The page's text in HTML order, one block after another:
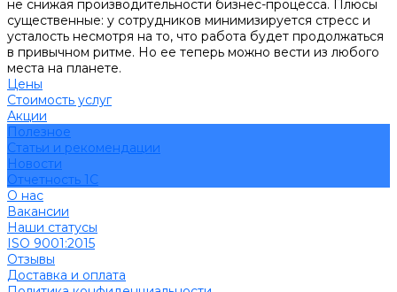
не снижая производительности бизнес-процесса. Плюсы
существенные: у сотрудников минимизируется стресс и
усталость несмотря на то, что работа будет продолжаться
в привычном ритме. Но ее теперь можно вести из любого
места на планете.
Цены
Стоимость услуг
Акции
Полезное
Cтатьи и рекомендации
Новости
Отчетность 1С
О нас
Вакансии
Наши статусы
ISO 9001:2015
Отзывы
Доставка и оплата